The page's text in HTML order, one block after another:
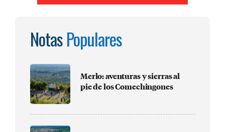
NotasPopulares
Merlo: aventuras y sierras al
pie de los Comechingones